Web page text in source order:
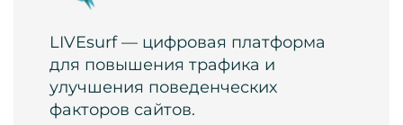
LIVEsurf — цифровая платформа
для повышения трафика и
улучшения поведенческих
факторов сайтов.